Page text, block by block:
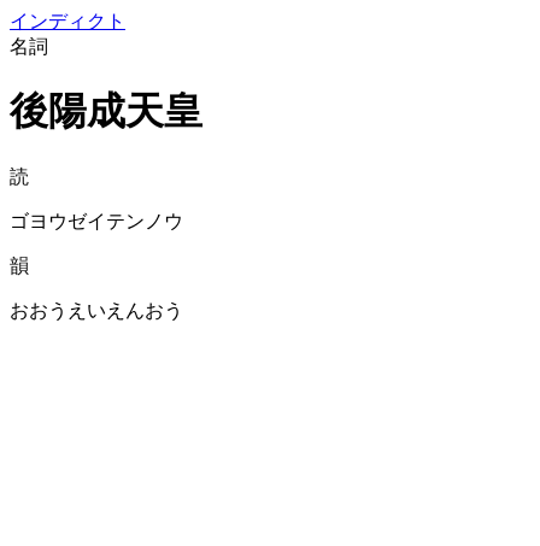
インディクト
名詞
後陽成天皇
読
ゴヨウゼイテンノウ
韻
おおうえいえんおう